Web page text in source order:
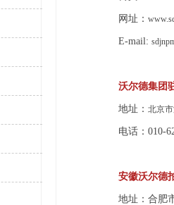
网址：
E-mail:
沃尔德集团
地址：北京
电话：010-
安徽沃尔德
地址：合肥